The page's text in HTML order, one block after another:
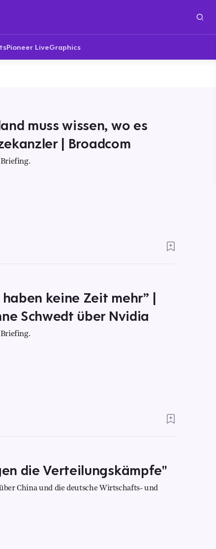
Pioneer LiveGraphics
muss wissen, wo es
| Broadcom
keine Zeit mehr” |
Schwedt über Nvidia
die Verteilungskämpfe"
China und die deutsche Wirtschafts- und